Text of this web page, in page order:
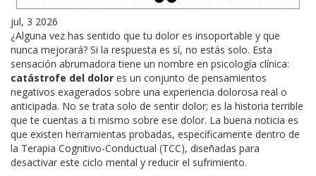
jul, 3 2026
¿Alguna vez has sentido que tu dolor es insoportable y que
nunca mejorará? Si la respuesta es sí, no estás solo. Esta
sensación abrumadora tiene un nombre en psicología clínica:
catástrofe del dolor es un conjunto de pensamientos
negativos exagerados sobre una experiencia dolorosa real o
anticipada. No se trata solo de sentir dolor; es la historia terrible
que te cuentas a ti mismo sobre ese dolor. La buena noticia es
que existen herramientas probadas, específicamente dentro de
la Terapia Cognitivo-Conductual (TCC), diseñadas para
desactivar este ciclo mental y reducir el sufrimiento.